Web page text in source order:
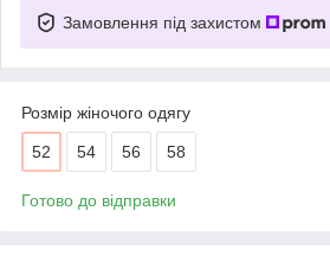
Замовлення під захистом
Розмір жіночого одягу
52 54 56 58
Готово до відправки